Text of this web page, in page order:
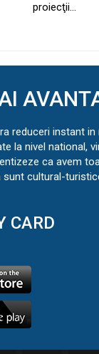
proiecţii…
reduceri instant
la nivel national,
ca avem
cultural-
CARD